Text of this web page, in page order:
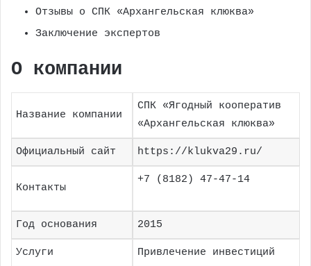
Отзывы о СПК «Архангельская клюква»
Заключение экспертов
О компании
Название компании
СПК «Ягодный кооператив
«Архангельская клюква»
Официальный сайт https://klukva29.ru/
Контакты
+7 (8182) 47-47-14
Год основания 2015
Услуги Привлечение инвестиций